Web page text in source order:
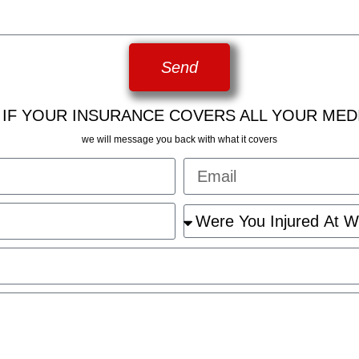
Send
YOUR INSURANCE COVERS ALL YOUR
we will message you back with what it covers